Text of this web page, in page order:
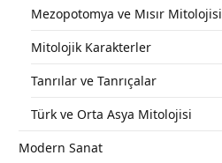
Mezopotomya ve Mısır Mitolojisi
Mitolojik Karakterler
Tanrılar ve Tanrıçalar
Türk ve Orta Asya Mitolojisi
Modern Sanat